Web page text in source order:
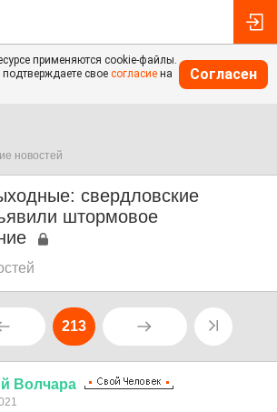
применяются cookie-файлы.
свое согласие на
Согласен
новостей
свердловские
штормовое
213
Волчара